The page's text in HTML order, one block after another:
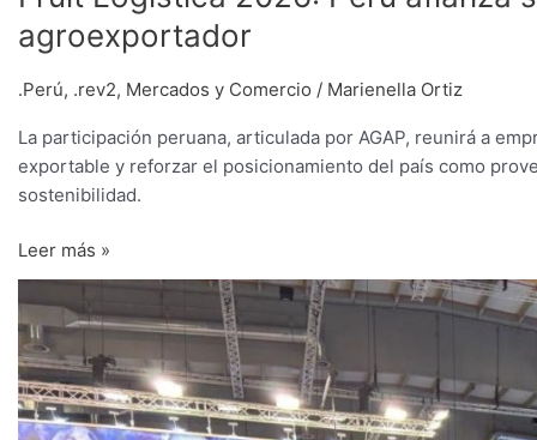
agroexportador
.Perú, .rev2, Mercados y Comercio / Marienella Ortiz
La participación peruana, articulada por AGAP, reunirá a
exportable y reforzar el posicionamiento del país como
sostenibilidad.
Leer más »
negocios
por
más
de